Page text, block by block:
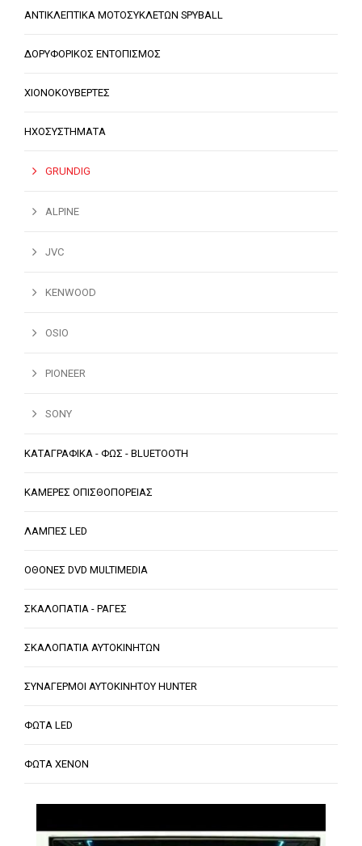
ΑΝΤΙΚΛΕΠΤΙΚΑ ΜΟΤΟΣΥΚΛΕΤΩΝ SPYBALL
ΔΟΡΥΦΟΡΙΚΟΣ ΕΝΤΟΠΙΣΜΟΣ
ΧΙΟΝΟΚΟΥΒΕΡΤΕΣ
ΗΧΟΣΥΣΤΗΜΑΤΑ
GRUNDIG
ALPINE
JVC
KENWOOD
OSIO
PIONEER
SONY
ΚΑΤΑΓΡΑΦΙΚΑ - ΦΩΣ - BLUETOOTH
ΚΑΜΕΡΕΣ ΟΠΙΣΘΟΠΟΡΕΙΑΣ
ΛΑΜΠΕΣ LED
ΟΘΟΝΕΣ DVD MULTIMEDIA
ΣΚΑΛΟΠΑΤΙΑ - ΡΑΓΕΣ
ΣΚΑΛΟΠΑΤΙΑ ΑΥΤΟΚΙΝΗΤΩΝ
ΣΥΝΑΓΕΡΜΟΙ ΑΥΤΟΚΙΝΗΤΟΥ HUNTER
ΦΩΤΑ LED
ΦΩΤΑ XENON